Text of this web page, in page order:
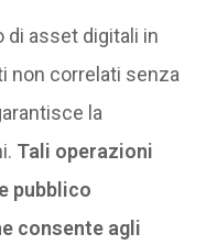
asset digitali in
non correlati senza
la
Tali operazioni
pubblico
consente agli